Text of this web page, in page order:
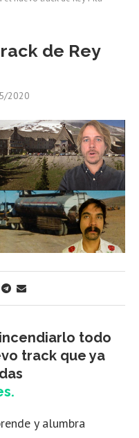
de Rey
2020
todo
track que ya
y alumbra